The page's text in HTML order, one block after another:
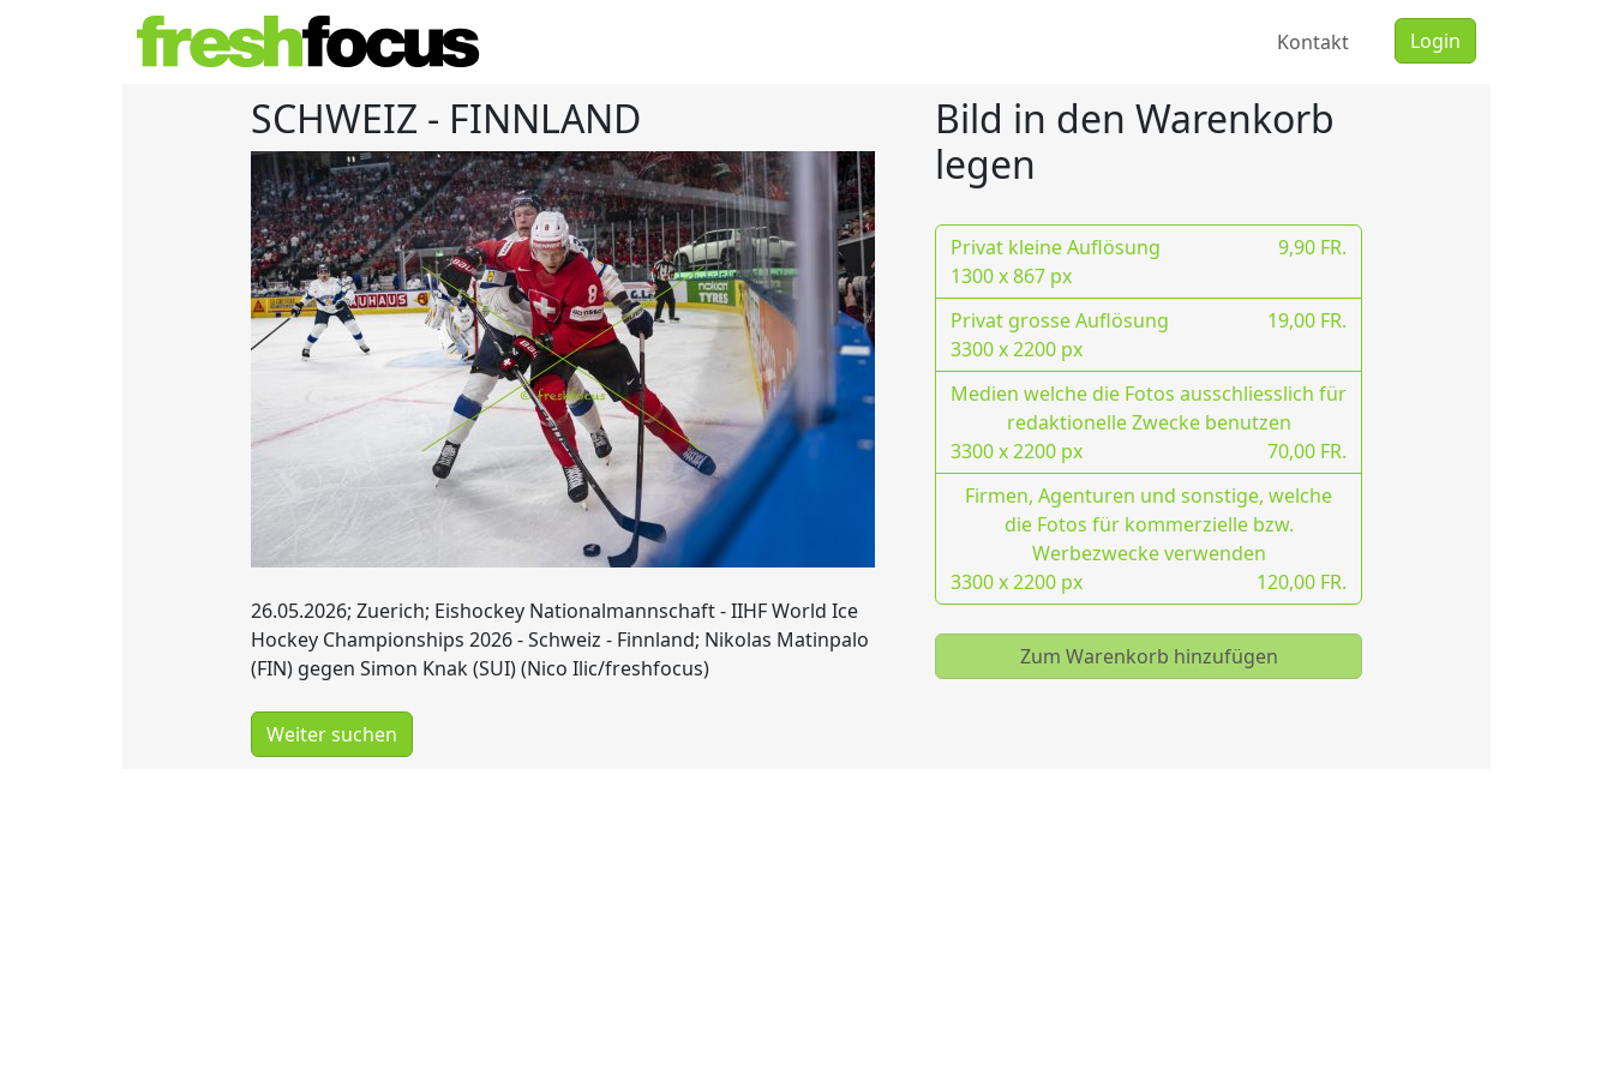
Kontakt Login
SCHWEIZ - FINNLAND
26.05.2026; Zuerich; Eishockey Nationalmannschaft - IIHF World Ice
Hockey Championships 2026 - Schweiz - Finnland; Nikolas Matinpalo
(FIN) gegen Simon Knak (SUI) (Nico Ilic/freshfocus)
Weiter suchen
Bild in den Warenkorb
legen
Privat kleine Auflösung
9,90 FR.
1300 x 867 px
Privat grosse Auflösung
19,00 FR.
3300 x 2200 px
Medien welche die Fotos ausschliesslich für
redaktionelle Zwecke benutzen
70,00 FR.
3300 x 2200 px
Firmen, Agenturen und sonstige, welche
die Fotos für kommerzielle bzw.
Werbezwecke verwenden
120,00 FR.
3300 x 2200 px
Zum Warenkorb hinzufügen